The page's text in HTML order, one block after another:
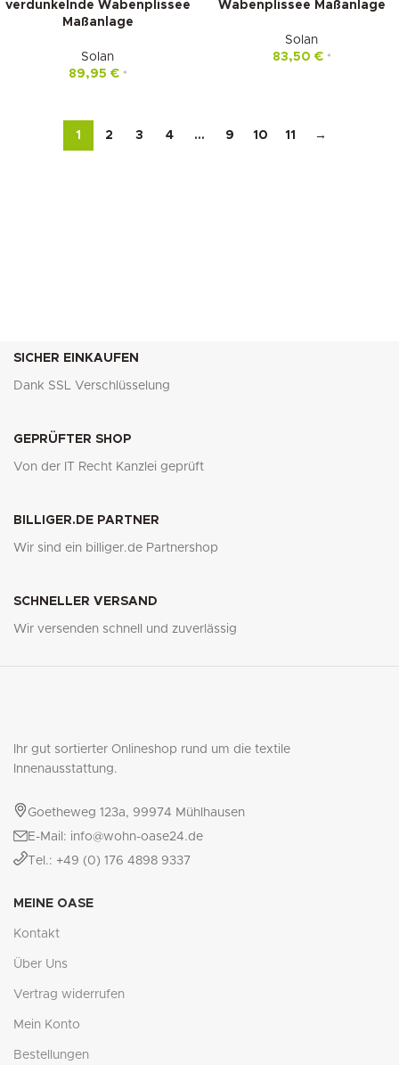
verdunkelnde Wabenplissee
Maßanlage
Solan
89,95 € *
Wabenplissee Maßanlage
Solan
83,50 € *
1 2 3 4 … 9 10 11 →
SICHER EINKAUFEN
Dank SSL Verschlüsselung
GEPRÜFTER SHOP
Von der IT Recht Kanzlei geprüft
BILLIGER.DE PARTNER
Wir sind ein billiger.de Partnershop
SCHNELLER VERSAND
Wir versenden schnell und zuverlässig
Ihr gut sortierter Onlineshop rund um die textile
Innenausstattung.
Goetheweg 123a, 99974 Mühlhausen
E-Mail: info@wohn-oase24.de
Tel.: +49 (0) 176 4898 9337
MEINE OASE
Kontakt
Über Uns
Vertrag widerrufen
Mein Konto
Bestellungen